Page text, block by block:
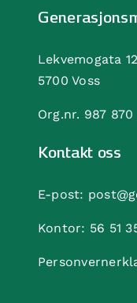
Lekvemogata
5700 Voss
Org.nr. 987 870
Kontakt oss
E-post:
Kontor: 56 51